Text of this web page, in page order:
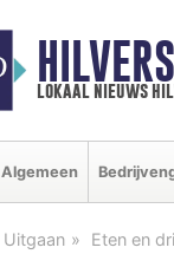
lokaal nieuws
Algemeen
Uitgaan Eten en